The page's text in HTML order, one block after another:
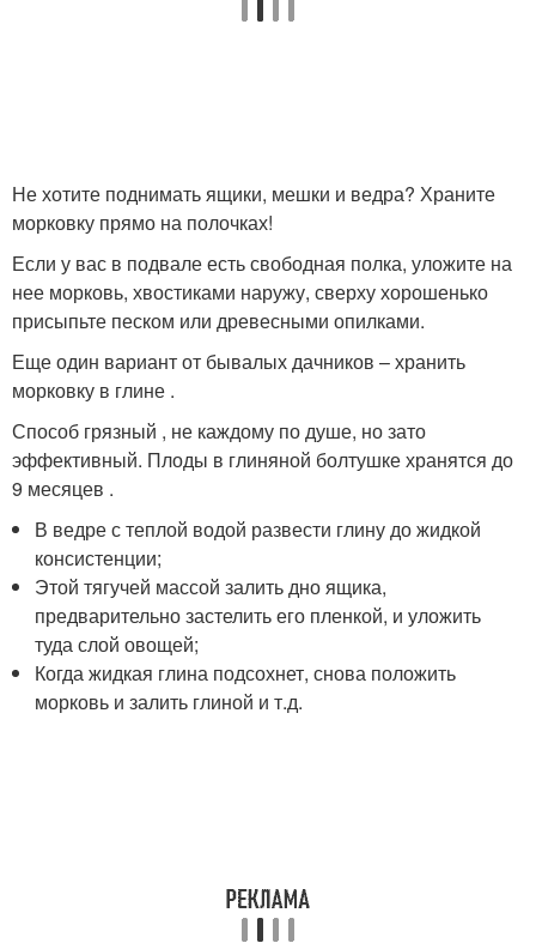
Не хотите поднимать ящики, мешки и ведра? Храните
морковку прямо на полочках!
Если у вас в подвале есть свободная полка, уложите на
нее морковь, хвостиками наружу, сверху хорошенько
присыпьте песком или древесными опилками.
Еще один вариант от бывалых дачников – хранить
морковку в глине .
Способ грязный , не каждому по душе, но зато
эффективный. Плоды в глиняной болтушке хранятся до
9 месяцев .
В ведре с теплой водой развести глину до жидкой
консистенции;
Этой тягучей массой залить дно ящика,
предварительно застелить его пленкой, и уложить
туда слой овощей;
Когда жидкая глина подсохнет, снова положить
морковь и залить глиной и т.д.